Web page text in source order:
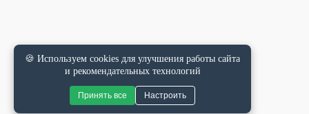
🍪 Используем cookies для улучшения работы сайта
и рекомендательных технологий
Принять все Настроить